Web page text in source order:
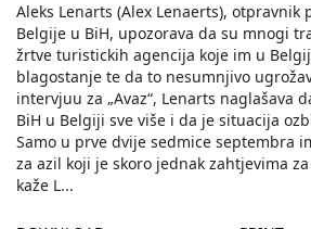
Aleks Lenarts (Alex Lenaerts), otpravnik
Belgije u BiH, upozorava da su mnogi
žrtve turistickih agencija koje im u
blagostanje te da to nesumnjivo
intervjuu za „Avaz“, Lenarts naglašava
BiH u Belgiji sve više i da je situacija
Samo u prve dvije sedmice septembra
za azil koji je skoro jednak zahtjevima
kaže L...